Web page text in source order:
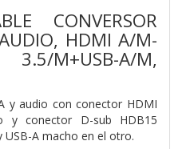
CONVERSOR
HDMI A/M-
3.5/M+USB-A/M,
y audio con conector HDMI
y conector D-sub HDB15
USB-A macho en el otro.